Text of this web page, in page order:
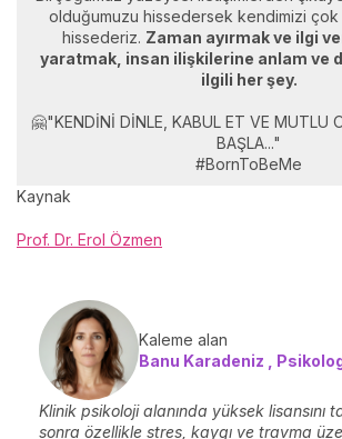
olduğumuzu hissedersek kendimizi çok
hissederiz. Zaman ayırmak ve ilgi
yaratmak, insan ilişkilerine anlam ve
ilgili her şey.
🤗"KENDİNİ DİNLE, KABUL ET VE MUTLU
BAŞLA..."
#BornToBeMe
Kaynak
Prof. Dr. Erol Özmen
Kaleme alan
Banu Karadeniz ,
Klinik psikoloji alanında yüksek lisansını
sonra özellikle stres, kaygı ve travma